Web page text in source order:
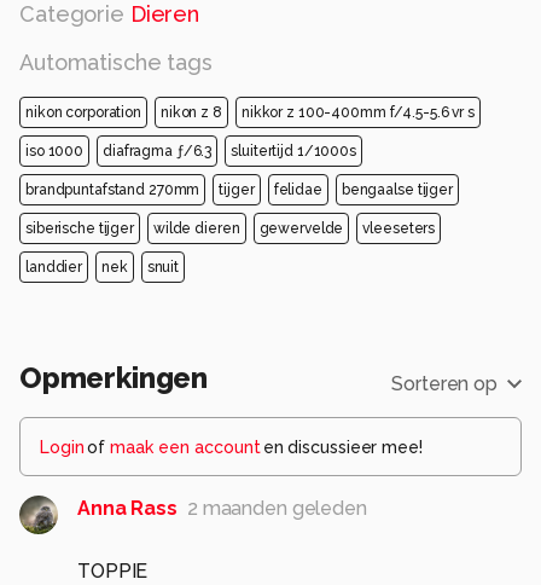
Categorie Dieren
Automatische tags
nikon corporation nikon z 8 nikkor z 100-400mm f/4.5-5.6 vr s
iso 1000 diafragma ƒ/6.3 sluitertijd 1/1000s
brandpuntafstand 270mm tijger felidae bengaalse tijger
siberische tijger wilde dieren gewervelde vleeseters
landdier nek snuit
Opmerkingen Sorteren op
Loginof maak een account en discussieer mee!
Anna Rass 2 maanden geleden
TOPPIE